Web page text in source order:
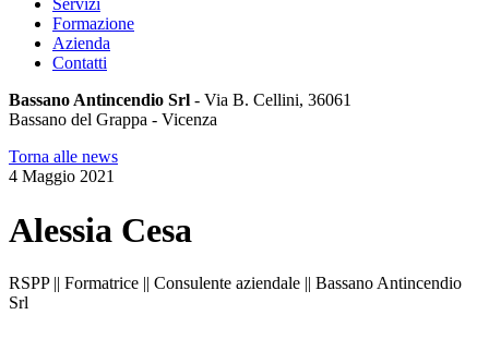
Servizi
Formazione
Azienda
Contatti
Bassano Antincendio Srl - Via B. Cellini, 36061
Bassano del Grappa - Vicenza
Torna alle news
4 Maggio 2021
Alessia Cesa
RSPP || Formatrice || Consulente aziendale || Bassano Antincendio
Srl